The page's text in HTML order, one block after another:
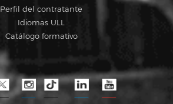
Perfil del contratante
Idiomas ULL
Catálogo formativo